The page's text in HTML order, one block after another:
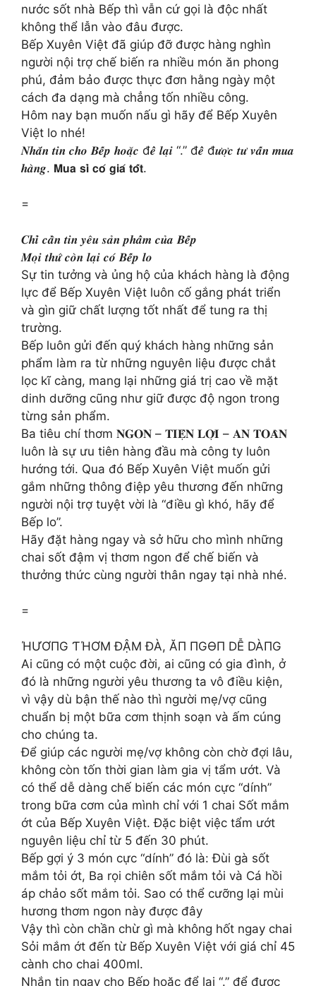
nước sốt nhà Bếp thì vẫn cứ gọi là độc nhất
không thể lẫn vào đâu được.
Bếp Xuyên Việt đã giúp đỡ được hàng nghìn
người nội trợ chế biến ra nhiều món ăn phong
phú, đảm bảo được thực đơn hằng ngày một
cách đa dạng mà chẳng tốn nhiều công.
Hôm nay bạn muốn nấu gì hãy để Bếp Xuyên
Việt lo nhé!
𝑵𝒉𝒂̆́𝒏 𝒕𝒊𝒏 𝒄𝒉𝒐 𝑩𝒆̂́𝒑 𝒉𝒐𝒂̣̆𝒄 đ𝒆̂̉ 𝒍𝒂̣𝒊 “.” đ𝒆̂̉ đ𝒖̛𝒐̛̣𝒄 𝒕𝒖̛ 𝒗𝒂̂́𝒏 𝒎𝒖𝒂
𝒉𝒂̀𝒏𝒈. 𝗠𝘂𝗮 𝘀𝗶̉ 𝗰𝗼́ 𝗴𝗶𝗮́ 𝘁𝗼̂́𝘁.
=
𝑪𝒉𝒊̉ 𝒄𝒂̂̀𝒏 𝒕𝒊𝒏 𝒚𝒆̂𝒖 𝒔𝒂̉𝒏 𝒑𝒉𝒂̂̉𝒎 𝒄𝒖̉𝒂 𝑩𝒆̂́𝒑
𝑴𝒐̣𝒊 𝒕𝒉𝒖̛́ 𝒄𝒐̀𝒏 𝒍𝒂̣𝒊 𝒄𝒐́ 𝑩𝒆̂́𝒑 𝒍𝒐
Sự tin tưởng và ủng hộ của khách hàng là động
lực để Bếp Xuyên Việt luôn cố gắng phát triển
và gìn giữ chất lượng tốt nhất để tung ra thị
trường.
Bếp luôn gửi đến quý khách hàng những sản
phẩm làm ra từ những nguyên liệu được chắt
lọc kĩ càng, mang lại những giá trị cao về mặt
dinh dưỡng cũng như giữ được độ ngon trong
từng sản phẩm.
Ba tiêu chí thơm 𝐍𝐆𝐎𝐍 – 𝐓𝐈𝐄̣̂𝐍 𝐋𝐎̛̣𝐈 – 𝐀𝐍 𝐓𝐎𝐀̀𝐍
luôn là sự ưu tiên hàng đầu mà công ty luôn
hướng tới. Qua đó Bếp Xuyên Việt muốn gửi
gắm những thông điệp yêu thương đến những
người nội trợ tuyệt vời là “điều gì khó, hãy để
Bếp lo”.
Hãy đặt hàng ngay và sở hữu cho mình những
chai sốt đậm vị thơm ngon để chế biến và
thưởng thức cùng người thân ngay tại nhà nhé.
=
ΉƯƠПG ƬΉƠM ĐẬM ĐÀ, ĂП ПGӨП DỄ DÀПG
Ai cũng có một cuộc đời, ai cũng có gia đình, ở
đó là những người yêu thương ta vô điều kiện,
vì vậy dù bận thế nào thì người mẹ/vợ cũng
chuẩn bị một bữa cơm thịnh soạn và ấm cúng
cho chúng ta.
Để giúp các người mẹ/vợ không còn chờ đợi lâu,
không còn tốn thời gian làm gia vị tẩm ướt. Và
có thể dễ dàng chế biến các món cực “dính”
trong bữa cơm của mình chỉ với 1 chai Sốt mắm
ớt của Bếp Xuyên Việt. Đặc biệt việc tẩm ướt
nguyên liệu chỉ từ 5 đến 30 phút.
Bếp gợi ý 3 món cực “dính” đó là: Đùi gà sốt
mắm tỏi ớt, Ba rọi chiên sốt mắm tỏi và Cá hồi
áp chảo sốt mắm tỏi. Sao có thể cưỡng lại mùi
hương thơm ngon này được đây
Vậy thì còn chần chừ gì mà không hốt ngay chai
Sỏi mắm ớt đến từ Bếp Xuyên Việt với giá chỉ 45
cành cho chai 400ml.
Nhắn tin ngay cho Bếp hoặc để lại “.” để được